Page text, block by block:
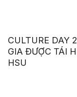
CULTURE DAY
GIA ĐƯỢC TÁI
HSU